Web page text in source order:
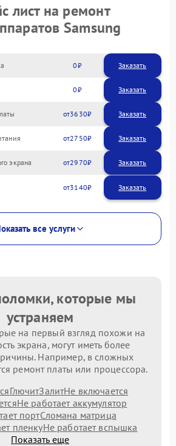
лист на ремонт
Samsung
0 Заказать
0 Заказать
3630
2750
экрана 2970
3140
все услуги
которые мы
устраняем
на первый взгляд похожи на
экрана, могут иметь более
Например, в сложных
ремонт платы или процессора.
ГлючитЗалитНе включается
Не работает аккумулятор
портСломана матрица
пленкуНе работает вспышка
Показать еще